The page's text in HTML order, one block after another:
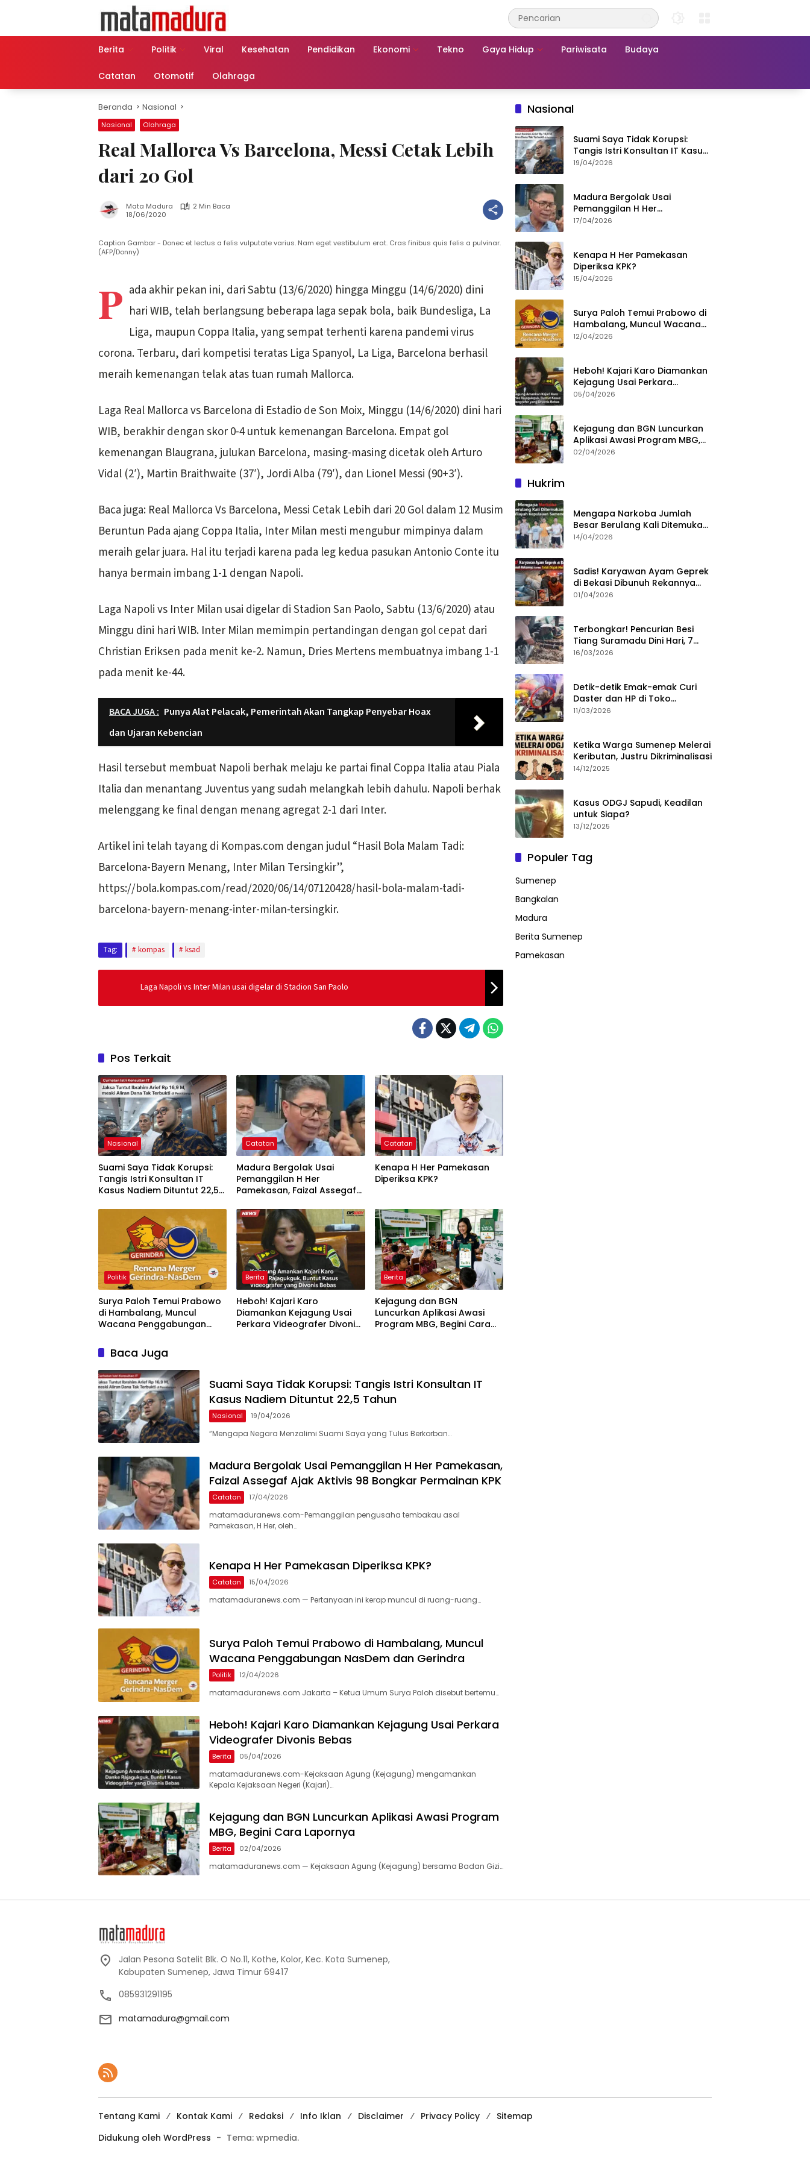
Berita
Politik Viral Kesehatan Pendidikan Ekonomi Tekno Gaya Hidup Pariwisata Budaya
Catatan Otomotif Olahraga
Beranda Nasional
Nasional Olahraga
Real Mallorca Vs Barcelona, Messi Cetak Lebih
dari 20 Gol
Mata Madura
2 Min Baca
18/06/2020
Caption Gambar - Donec et lectus a felis vulputate varius. Nam eget vestibulum erat. Cras finibus quis felis a pulvinar.
(AFP/Donny)
P ada akhir pekan ini, dari Sabtu (13/6/2020) hingga Minggu (14/6/2020) dini
hari WIB, telah berlangsung beberapa laga sepak bola, baik Bundesliga, La
Liga, maupun Coppa Italia, yang sempat terhenti karena pandemi virus
corona. Terbaru, dari kompetisi teratas Liga Spanyol, La Liga, Barcelona berhasil
meraih kemenangan telak atas tuan rumah Mallorca.
Laga Real Mallorca vs Barcelona di Estadio de Son Moix, Minggu (14/6/2020) dini hari
WIB, berakhir dengan skor 0-4 untuk kemenangan Barcelona. Empat gol
kemenangan Blaugrana, julukan Barcelona, masing-masing dicetak oleh Arturo
Vidal (2′), Martin Braithwaite (37′), Jordi Alba (79′), dan Lionel Messi (90+3′).
Baca juga: Real Mallorca Vs Barcelona, Messi Cetak Lebih dari 20 Gol dalam 12 Musim
Beruntun Pada ajang Coppa Italia, Inter Milan mesti mengubur mimpinya dalam
meraih gelar juara. Hal itu terjadi karena pada leg kedua pasukan Antonio Conte itu
hanya bermain imbang 1-1 dengan Napoli.
Laga Napoli vs Inter Milan usai digelar di Stadion San Paolo, Sabtu (13/6/2020) atau
Minggu dini hari WIB. Inter Milan memimpin pertandingan dengan gol cepat dari
Christian Eriksen pada menit ke-2. Namun, Dries Mertens membuatnya imbang 1-1
pada menit ke-44.
BACA JUGA : Punya Alat Pelacak, Pemerintah Akan Tangkap Penyebar Hoax
dan Ujaran Kebencian
Hasil tersebut membuat Napoli berhak melaju ke partai final Coppa Italia atau Piala
Italia dan menantang Juventus yang sudah melangkah lebih dahulu. Napoli berhak
melenggang ke final dengan menang agregat 2-1 dari Inter.
Artikel ini telah tayang di Kompas.com dengan judul “Hasil Bola Malam Tadi:
Barcelona-Bayern Menang, Inter Milan Tersingkir”,
https://bola.kompas.com/read/2020/06/14/07120428/hasil-bola-malam-tadi-
barcelona-bayern-menang-inter-milan-tersingkir.
Tag: kompas ksad
Laga Napoli vs Inter Milan usai digelar di Stadion San Paolo
Pos Terkait
Nasional
Suami Saya Tidak Korupsi:
Tangis Istri Konsultan IT
Kasus Nadiem Dituntut 22,5
Catatan
Madura Bergolak Usai
Pemanggilan H Her
Pamekasan, Faizal Assegaf
Permainan KPK
Catatan
Kenapa H Her Pamekasan
Diperiksa KPK?
Politik
Surya Paloh Temui Prabowo
di Hambalang, Muncul
Wacana Penggabungan
Berita
Heboh! Kajari Karo
Diamankan Kejagung Usai
Perkara Videografer Divonis
Berita
Kejagung dan BGN
Luncurkan Aplikasi Awasi
Program MBG, Begini Cara
Baca Juga
Suami Saya Tidak Korupsi: Tangis Istri Konsultan IT
Kasus Nadiem Dituntut 22,5 Tahun
Nasional 19/04/2026
“Mengapa Negara Menzalimi Suami Saya yang Tulus Berkorban…
Madura Bergolak Usai Pemanggilan H Her Pamekasan,
Faizal Assegaf Ajak Aktivis 98 Bongkar Permainan KPK
Catatan 17/04/2026
matamaduranews.com-Pemanggilan pengusaha tembakau asal
Pamekasan, H Her, oleh…
Kenapa H Her Pamekasan Diperiksa KPK?
Catatan 15/04/2026
matamaduranews.com — Pertanyaan ini kerap muncul di ruang-ruang…
Surya Paloh Temui Prabowo di Hambalang, Muncul
Wacana Penggabungan NasDem dan Gerindra
Politik 12/04/2026
matamaduranews.com Jakarta – Ketua Umum Surya Paloh disebut bertemu…
Heboh! Kajari Karo Diamankan Kejagung Usai Perkara
Videografer Divonis Bebas
Berita 05/04/2026
matamaduranews.com-Kejaksaan Agung (Kejagung) mengamankan
Kepala Kejaksaan Negeri (Kajari)…
Kejagung dan BGN Luncurkan Aplikasi Awasi Program
MBG, Begini Cara Lapornya
Berita 02/04/2026
matamaduranews.com — Kejaksaan Agung (Kejagung) bersama Badan Gizi…
Nasional
Suami Saya Tidak Korupsi:
Tangis Istri Konsultan IT Kasus
Nadiem Dituntut 22,5 Tahun
19/04/2026
Madura Bergolak Usai
Pemanggilan H Her
Pamekasan, Faizal Assegaf
17/04/2026
Kenapa H Her Pamekasan
Diperiksa KPK?
15/04/2026
Surya Paloh Temui Prabowo di
Hambalang, Muncul Wacana
Penggabungan NasDem dan
12/04/2026
Heboh! Kajari Karo Diamankan
Kejagung Usai Perkara
Videografer Divonis Bebas
05/04/2026
Kejagung dan BGN Luncurkan
Aplikasi Awasi Program MBG,
Begini Cara Lapornya
02/04/2026
Hukrim
Mengapa Narkoba Jumlah
Besar Berulang Kali Ditemukan
di Wilayah Kepulauan
14/04/2026
Sadis! Karyawan Ayam Geprek
di Bekasi Dibunuh Rekannya
karena Tolak Diajak Merampok
01/04/2026
Terbongkar! Pencurian Besi
Tiang Suramadu Dini Hari, 7
ABK Ditangkap Polisi
16/03/2026
Detik-detik Emak-emak Curi
Daster dan HP di Toko
Sumenep, Aksi Terekam CCTV
11/03/2026
Ketika Warga Sumenep Melerai
Keributan, Justru Dikriminalisasi
14/12/2025
Kasus ODGJ Sapudi, Keadilan
untuk Siapa?
13/12/2025
Populer Tag
Sumenep
Bangkalan
Madura
Berita Sumenep
Pamekasan
Jalan Pesona Satelit Blk. O No.11, Kothe, Kolor, Kec. Kota Sumenep,
Kabupaten Sumenep, Jawa Timur 69417
085931291195
matamadura@gmail.com
Tentang Kami Kontak Kami Redaksi Info Iklan Disclaimer Privacy Policy
Sitemap
Didukung oleh WordPress - Tema: wpmedia.